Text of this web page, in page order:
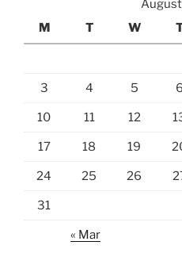
M
T W
3 4 5 6
10 11 12
17 18 19
24 25 26
31
« Mar